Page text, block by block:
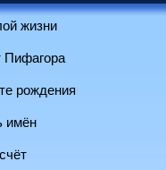
жизни
Пифагора
рождения
имён